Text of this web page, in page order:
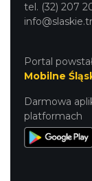
tel. (32) 207
Portal
Mobilne
Darmowa
platformach